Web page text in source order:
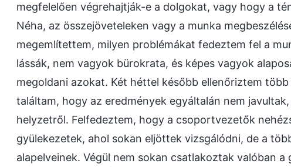
megfelelően végrehajtják-e a dolgokat, vagy hogy a
Néha, az összejöveteleken vagy a munka
megemlítettem, milyen problémákat fedeztem fel a
lássák, nem vagyok bürokrata, és képes vagyok
megoldani azokat. Két héttel később ellenőriztem
találtam, hogy az eredmények egyáltalán nem
helyzetről. Felfedeztem, hogy a csoportvezetők
gyülekezetek, ahol sokan eljöttek vizsgálódni, de a
alapelveinek. Végül nem sokan csatlakoztak valóban